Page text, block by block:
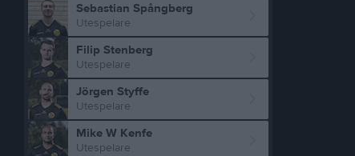
Sebastian Spångberg
Utespelare
Filip Stenberg
Utespelare
Jörgen Styffe
Utespelare
Mike W Kenfe
Utespelare